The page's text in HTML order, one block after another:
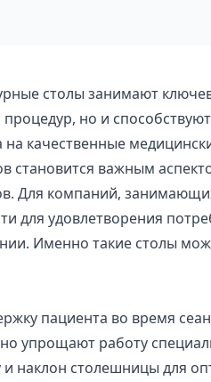
столы занимают
но и
качественные
становится важным
Для компаний,
для удовлетворения
Именно такие столы
пациента во время
упрощают работу
наклон столешницы для